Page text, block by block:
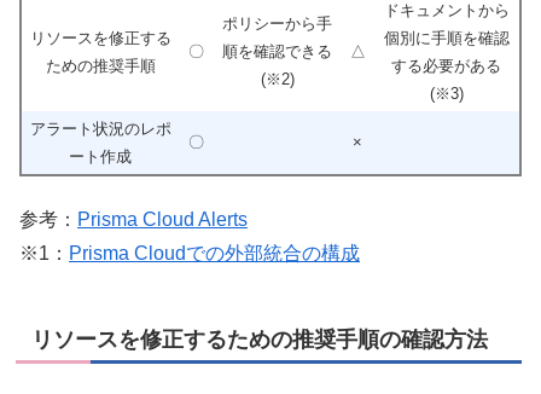
リソースを修正する
ための推奨手順
〇
ポリシーから手
順を確認できる
(※2)
△
ドキュメントから
個別に手順を確認
する必要がある
(※3)
アラート状況のレポ
ート作成
〇 ×
参考： Prisma Cloud Alerts
※1： Prisma Cloudでの外部統合の構成
リソースを修正するための推奨手順の確認方法